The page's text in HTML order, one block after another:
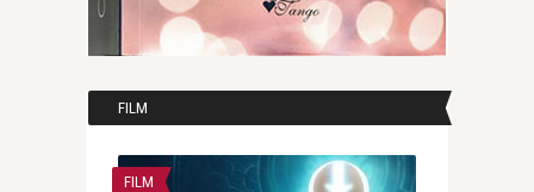
FILM
FILM